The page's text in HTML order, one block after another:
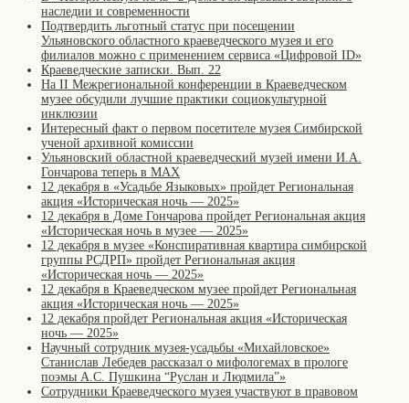
наследии и современности
Подтвердить льготный статус при посещении
Ульяновского областного краеведческого музея и его
филиалов можно с применением сервиса «Цифровой ID»
Краеведческие записки. Вып. 22
На II Межрегиональной конференции в Краеведческом
музее обсудили лучшие практики социокультурной
инклюзии
Интересный факт о первом посетителе музея Симбирской
ученой архивной комиссии
Ульяновский областной краеведческий музей имени И.А.
Гончарова теперь в MAX
12 декабря в «Усадьбе Языковых» пройдет Региональная
акция «Историческая ночь — 2025»
12 декабря в Доме Гончарова пройдет Региональная акция
«Историческая ночь в музее — 2025»
12 декабря в музее «Конспиративная квартира симбирской
группы РСДРП» пройдет Региональная акция
«Историческая ночь — 2025»
12 декабря в Краеведческом музее пройдет Региональная
акция «Историческая ночь — 2025»
12 декабря пройдет Региональная акция «Историческая
ночь — 2025»
Научный сотрудник музея-усадьбы «Михайловское»
Станислав Лебедев рассказал о мифологемах в прологе
поэмы А.С. Пушкина “Руслан и Людмила”»
Сотрудники Краеведческого музея участвуют в правовом